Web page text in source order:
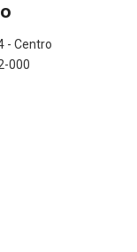
- Centro
000